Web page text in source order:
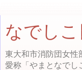
なでし
東大和市消防団女性
愛称「やまとなでし